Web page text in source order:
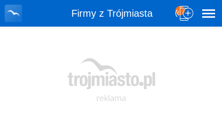
Firmy z Trójmiasta